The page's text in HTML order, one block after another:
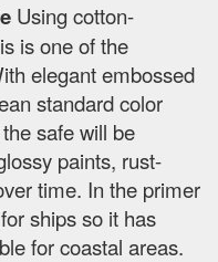
Using cotton-
is one of the
elegant embossed
standard color
safe will be
paints, rust-
time. In the primer
ships so it has
for coastal areas.